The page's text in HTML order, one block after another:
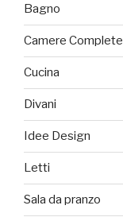
Bagno
Camere Complete
Cucina
Divani
Idee Design
Letti
Sala da pranzo